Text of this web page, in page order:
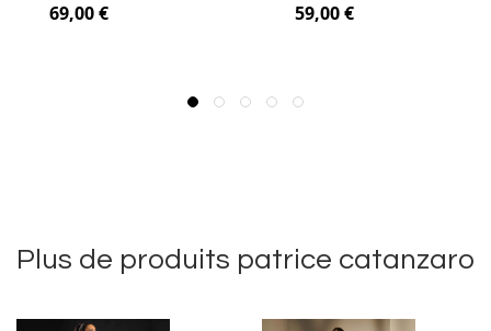
69,00 €
59,00 €
Plus de produits patrice catanzaro